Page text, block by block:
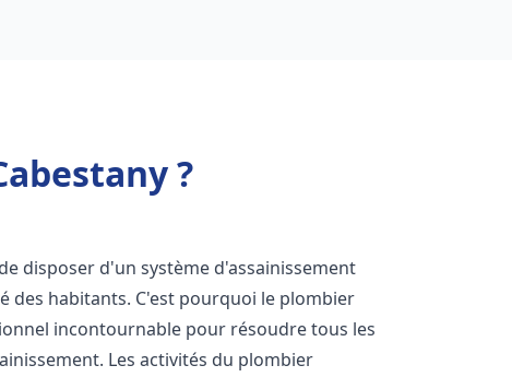
?
disposer d'un système d'assainissement
des habitants. C'est pourquoi le plombier
incontournable pour résoudre tous les
Les activités du plombier